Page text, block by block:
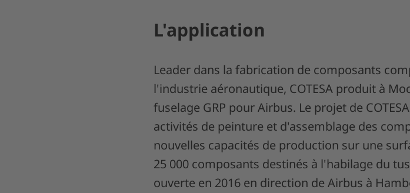
L'application
Leader dans la fabrication de composants
l'industrie aéronautique, COTESA produit à
fuselage GRP pour Airbus. Le projet de
activités de peinture et d'assemblage des
nouvelles capacités de production sur une
25 000 composants destinés à l'habilage du
ouverte en 2016 en direction de Airbus à